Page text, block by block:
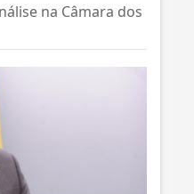
na Câmara dos